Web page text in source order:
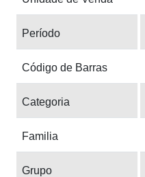
Período
Código de Barras
Categoria
Familia
Grupo